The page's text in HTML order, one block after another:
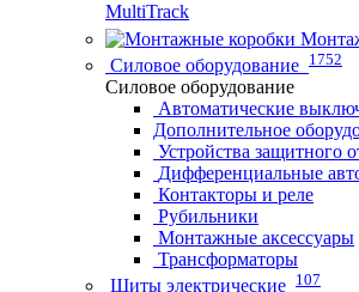
MultiTrack
Силовое оборудование 1752
Силовое оборудование
Автоматические
Дополнительное
Устройства защитного
Дифференциальные
Контакторы и реле
Рубильники
Монтажные аксессуары
Трансформаторы
Щиты электрические 107